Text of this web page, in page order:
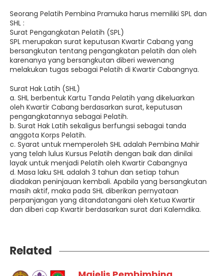
Seorang Pelatih Pembina Pramuka harus memiliki SPL dan
SHL :
Surat Pengangkatan Pelatih (SPL)
SPL merupakan surat keputusan Kwartir Cabang yang
bersangkutan tentang pengangkatan pelatih dan oleh
karenanya yang bersangkutan diberi wewenang
melakukan tugas sebagai Pelatih di Kwartir Cabangnya.
Surat Hak Latih (SHL)
a. SHL berbentuk Kartu Tanda Pelatih yang dikeluarkan
oleh Kwartir Cabang berdasarkan surat, keputusan
pengangkatannya sebagai Pelatih.
b. Surat Hak Latih sekaligus berfungsi sebagai tanda
anggota Korps Pelatih.
c. Syarat untuk memperoleh SHL adalah Pembina Mahir
yang telah lulus Kursus Pelatih dengan baik dan dinilai
layak untuk menjadi Pelatih oleh Kwartir Cabangnya
d. Masa laku SHL adalah 3 tahun dan setiap tahun
diadakan peninjauan kembali. Apabila yang bersangkutan
masih aktif, maka pada SHL diberikan pernyataan
perpanjangan yang ditandatangani oleh Ketua Kwartir
dan diberi cap Kwartir berdasarkan surat dari Kalemdika.
Related